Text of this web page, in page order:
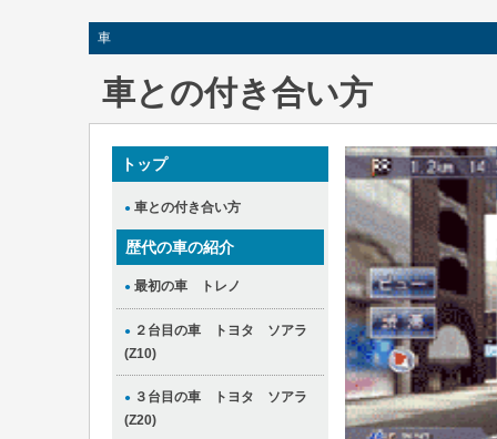
車
車との付き合い方
トップ
● 車との付き合い方
歴代の車の紹介
● 最初の車 トレノ
●
２台目の車 トヨタ ソアラ
(Z10)
●
３台目の車 トヨタ ソアラ
(Z20)